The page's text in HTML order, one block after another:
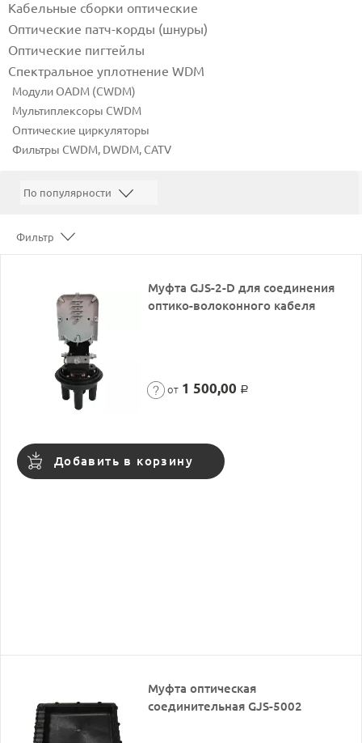
Кабельные сборки оптические
Оптические патч-корды (шнуры)
Оптические пигтейлы
Спектральное уплотнение WDM
Модули OADM (CWDM)
Мультиплексоры CWDM
Оптические циркуляторы
Фильтры CWDM, DWDM, CATV
Фильтр
Муфта GJS-2-D для соединения
оптико-волоконного кабеля
от 1 500,00 Р
Добавить в корзину
Муфта оптическая
соединительная GJS-5002